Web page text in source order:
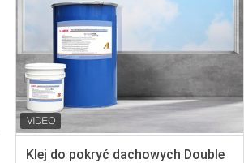
Klej do pokryć dachowych Double